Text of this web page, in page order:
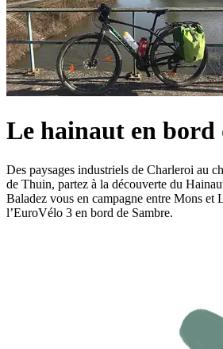
Le hainaut en bord
Des paysages industriels de Charleroi au
de Thuin, partez à la découverte du
Baladez vous en campagne entre Mons et
l’EuroVélo 3 en bord de Sambre.